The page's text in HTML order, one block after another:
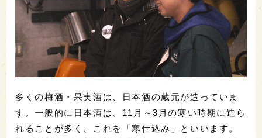
多くの梅酒・果実酒は、日本酒の蔵元が造っていま
す。一般的に日本酒は、11月～3月の寒い時期に造ら
れることが多く、これを「寒仕込み」といいます。